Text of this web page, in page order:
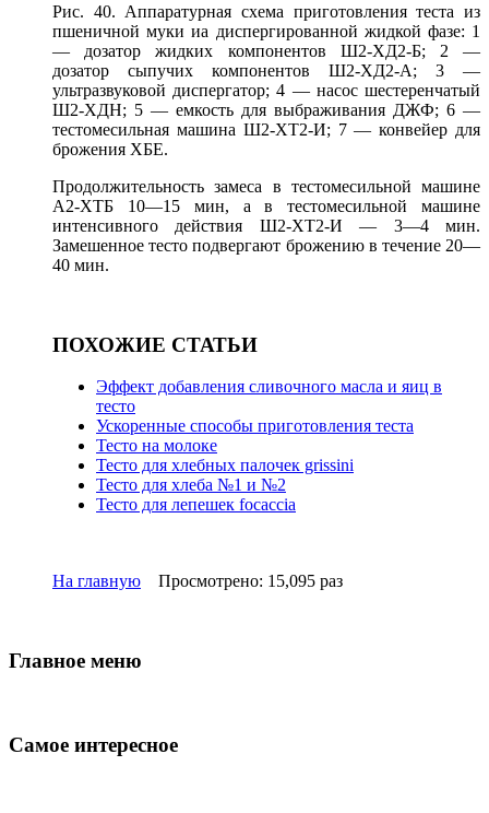
Рис. 40. Аппаратурная схема приготовления теста из
пшеничной муки иа диспергированной жидкой фазе: 1
— дозатор жидких компонентов Ш2-ХД2-Б; 2 —
дозатор сыпучих компонентов Ш2-ХД2-А; 3 —
ультразвуковой диспергатор; 4 — насос шестеренчатый
Ш2-ХДН; 5 — емкость для выбраживания ДЖФ; 6 —
тестомесильная машина Ш2-ХТ2-И; 7 — конвейер для
брожения ХБЕ.
Продолжительность замеса в тестомесильной машине
А2-ХТБ 10—15 мин, а в тестомесильной машине
интенсивного действия Ш2-ХТ2-И — 3—4 мин.
Замешенное тесто подвергают брожению в течение 20—
40 мин.
ПОХОЖИЕ СТАТЬИ
Эффект добавления сливочного масла и яиц в
тесто
Ускоренные способы приготовления теста
Тесто на молоке
Тесто для хлебных палочек grissini
Тесто для хлеба №1 и №2
Тесто для лепешек focaccia
На главную Просмотрено: 15,095 раз
Главное меню
Самое интересное